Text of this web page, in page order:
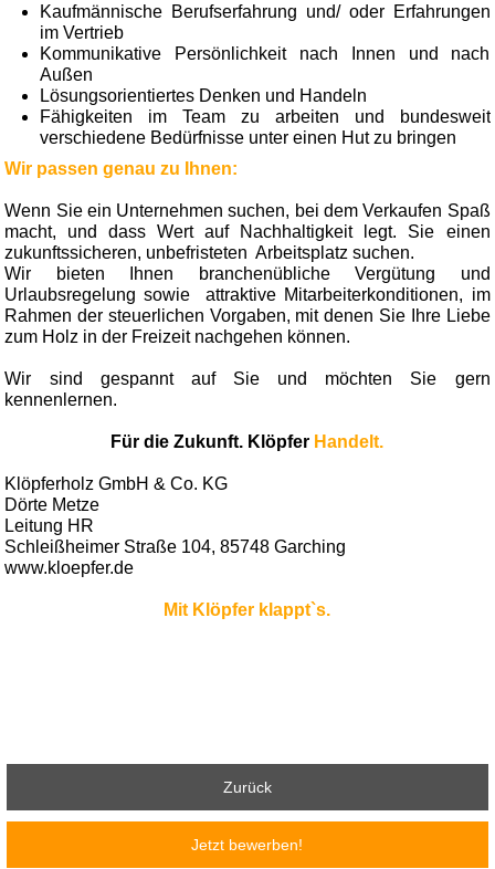
Kaufmännische Berufserfahrung und/ oder Erfahrungen
im Vertrieb
Kommunikative Persönlichkeit nach Innen und nach
Außen
Lösungsorientiertes Denken und Handeln
Fähigkeiten im Team zu arbeiten und bundesweit
verschiedene Bedürfnisse unter einen Hut zu bringen
Wir passen genau zu Ihnen:
Wenn Sie ein Unternehmen suchen, bei dem Verkaufen Spaß
macht, und dass Wert auf Nachhaltigkeit legt. Sie einen
zukunftssicheren, unbefristeten Arbeitsplatz suchen.
Wir bieten Ihnen branchenübliche Vergütung und
Urlaubsregelung sowie attraktive Mitarbeiterkonditionen, im
Rahmen der steuerlichen Vorgaben, mit denen Sie Ihre Liebe
zum Holz in der Freizeit nachgehen können.
Wir sind gespannt auf Sie und möchten Sie gern
kennenlernen.
Für die Zukunft. Klöpfer Handelt.
Klöpferholz GmbH & Co. KG
Dörte Metze
Leitung HR
Schleißheimer Straße 104, 85748 Garching
www.kloepfer.de
Mit Klöpfer klappt`s.
Zurück
Jetzt bewerben!